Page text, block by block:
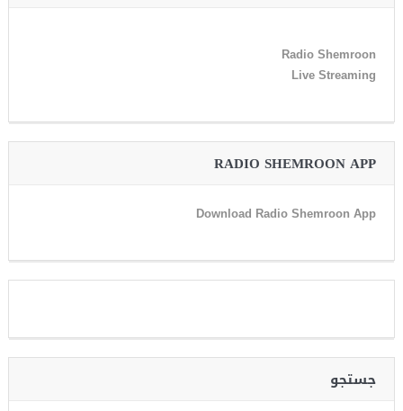
Radio Shemroon
Live Streaming
RADIO SHEMROON APP
Download Radio Shemroon App
جستجو